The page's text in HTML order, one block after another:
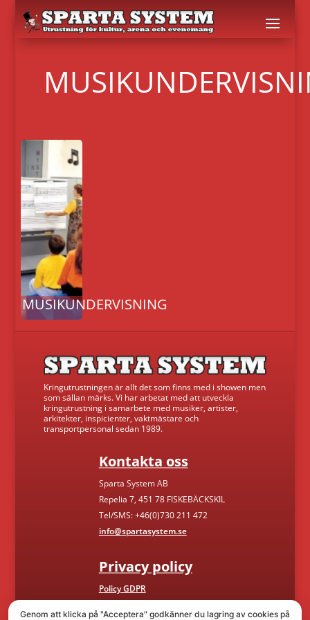
MUSIKUNDERVISNING
Kringutrustningen är allt det som finns med i showen men
som sällan märks. Vi har arbetat med att utveckla
kringutrustning i samarbete med musiker, artister,
arkitekter, inspicienter, vaktmästare och
transportpersonal sedan 1989.
Kontakta oss
Sparta System AB
Repelia 7, 451 78 FISKEBÄCKSKIL
Tel/SMS: +46(0)730 211 472
info@spartasystem.se
Privacy policy
Policy GDPR
Genom att klicka på "Acceptera" godkänner du lagring av cookies på